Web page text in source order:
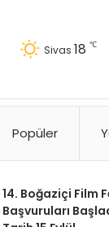
Sivas 18 ℃
Kullanım
Popüler
14. Boğaziçi Film
Başvuruları